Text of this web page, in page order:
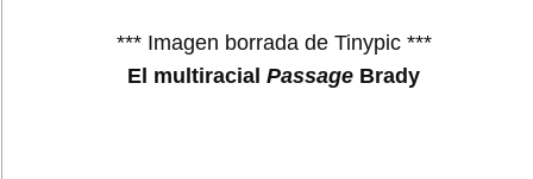
*** Imagen borrada de Tinypic ***
El multiracial Passage Brady